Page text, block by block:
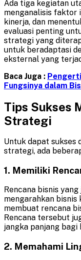
Ada tiga kegiatan
menganalisis faktor
kinerja, dan
evaluasi penting
strategi yang
untuk beradaptasi
eksternal yang
Baca Juga :
Fungsinya dalam
Tips Sukses
Strategi
Untuk dapat sukses
strategi, ada
1. Memiliki
Rencana bisnis
mengarahkan bisnis
membuat rencana
Rencana tersebut
jangka panjang bagi
2. Memahami